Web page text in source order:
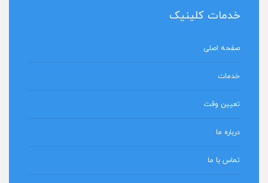
خدمات کلینیک
صفحه اصلی
خدمات
تعیین وقت
درباره ما
تماس با ما